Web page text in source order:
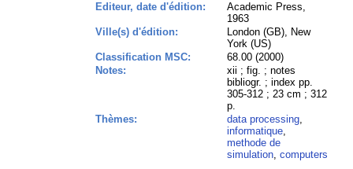
Editeur, date d'édition:
Academic Press,
1963
Ville(s) d'édition:
London (GB), New
York (US)
Classification MSC:
68.00 (2000)
Notes:
xii ; fig. ; notes
bibliogr. ; index pp.
305-312 ; 23 cm ; 312
p.
Thèmes:
data processing,
informatique,
methode de
simulation,computers